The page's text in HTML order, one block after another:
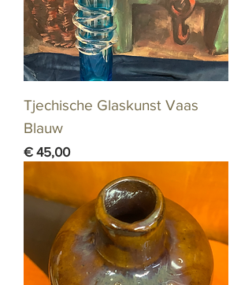
Tjechische Glaskunst Vaas
Blauw
Prijs
€ 45,00